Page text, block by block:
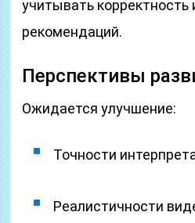
учитывать корректность
рекомендаций.
Перспективы
Ожидается улучшение:
Точности
Реалистичности